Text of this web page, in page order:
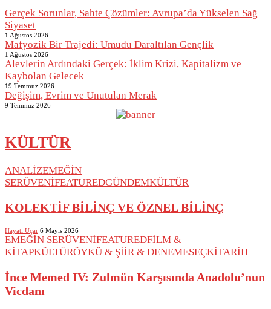
Gerçek Sorunlar, Sahte Çözümler: Avrupa’da Yükselen Sağ
Siyaset
1 Ağustos 2026
Mafyozik Bir Trajedi: Umudu Daraltılan Gençlik
1 Ağustos 2026
Alevlerin Ardındaki Gerçek: İklim Krizi, Kapitalizm ve
Kaybolan Gelecek
19 Temmuz 2026
Değişim, Evrim ve Unutulan Merak
9 Temmuz 2026
KÜLTÜR
ANALİZEMEĞİN
SERÜVENİFEATUREDGÜNDEMKÜLTÜR
KOLEKTİF BİLİNÇ VE ÖZNEL BİLİNÇ
Hayati Uçar 6 Mayıs 2026
EMEĞİN SERÜVENİFEATUREDFİLM &
KİTAPKÜLTÜRÖYKÜ & ŞİİR & DENEMESEÇKİTARİH
İnce Memed IV: Zulmün Karşısında Anadolu’nun
Vicdanı